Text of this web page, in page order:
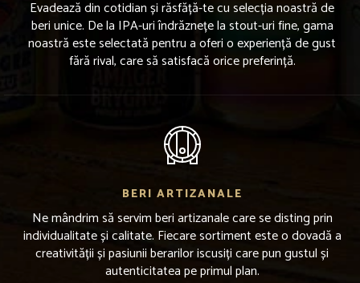
Evadează din cotidian și răsfăță-te cu selecția noastră de
beri unice. De la IPA-uri îndrăznețe la stout-uri fine, gama
noastră este selectată pentru a oferi o experiență de gust
fără rival, care să satisfacă orice preferință.
BERI ARTIZANALE
Ne mândrim să servim beri artizanale care se disting prin
individualitate și calitate. Fiecare sortiment este o dovadă a
creativității și pasiunii berarilor iscusiți care pun gustul și
autenticitatea pe primul plan.